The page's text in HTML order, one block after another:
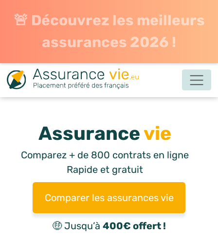
🚨 Découvrez les meilleurs
assurances 2026 !
Assurancevie
Comparez + de 800 contrats en ligne
Rapide et gratuit
Comparer les assurances vie
🤑 Jusqu’à 400€ offert !